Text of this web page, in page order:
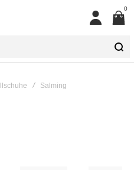
Mein
0
Salming